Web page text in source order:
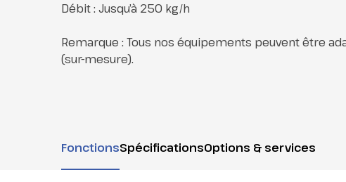
Débit : Jusqu’à 250 kg/h
Remarque : Tous nos équipements peuvent être
(sur-mesure).
FonctionsSpécificationsOptions & services